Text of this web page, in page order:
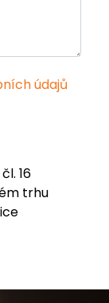
údajů
16
trhu